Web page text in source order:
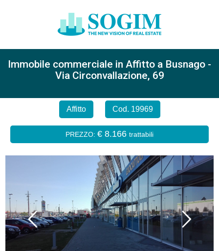
Immobile commerciale in Affitto a Busnago -
Via Circonvallazione, 69
Affitto Cod. 19969
PREZZO: € 8.166 trattabili